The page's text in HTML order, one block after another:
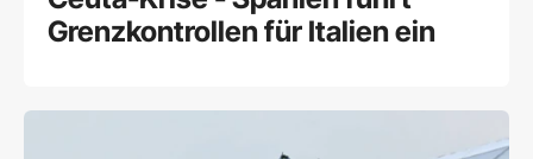
Grenzkontrollen für Italien ein